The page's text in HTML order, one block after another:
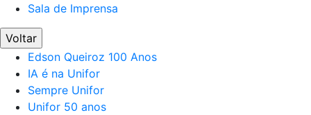
Sala de Imprensa
Voltar
Edson Queiroz 100 Anos
IA é na Unifor
Sempre Unifor
Unifor 50 anos